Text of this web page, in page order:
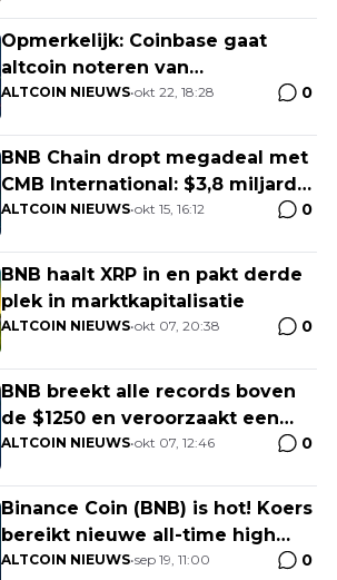
Opmerkelijk: Coinbase gaat
altcoin noteren van
concurrerende beurs
ALTCOIN NIEUWS•okt 22, 18:28 0
BNB Chain dropt megadeal met
CMB International: $3,8 miljard
fonds nu onchain!
ALTCOIN NIEUWS•okt 15, 16:12 0
BNB haalt XRP in en pakt derde
plek in marktkapitalisatie
ALTCOIN NIEUWS•okt 07, 20:38 0
BNB breekt alle records boven
de $1250 en veroorzaakt een
golf aan shortliquidaties
ALTCOIN NIEUWS•okt 07, 12:46 0
Binance Coin (BNB) is hot! Koers
bereikt nieuwe all-time high
boven $1.000
ALTCOIN NIEUWS•sep 19, 11:00 0